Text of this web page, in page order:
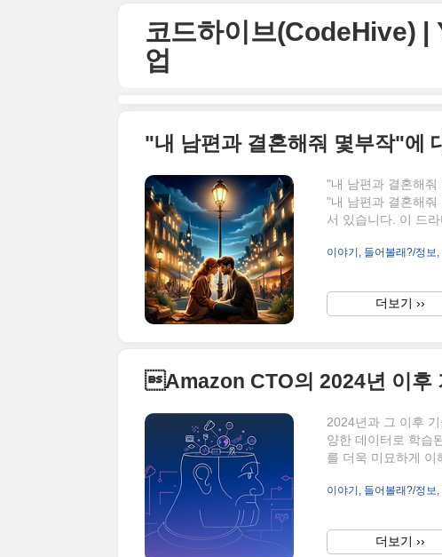
코드하이브(CodeHive) |
업
"내 남편과 결혼해줘 몇부작"에
"내 남편과 결혼해
"내 남편과 결혼해줘
서 있습니다. 이 드
이 가장 궁금해하는
해줘 재방송 편성표
과 결혼해줘 보아
이야기, 들어볼래?/정보,
더보기 ››
Amazon CTO의 2024년 이후
2024년과 그 이후
양한 데이터로 학습
를 더욱 미묘하게 이
발전은 또한 모델이
한 투자가 급증하고,
과 환자 치료 결과
이야기, 들어볼래?/정보,
더보기 ››